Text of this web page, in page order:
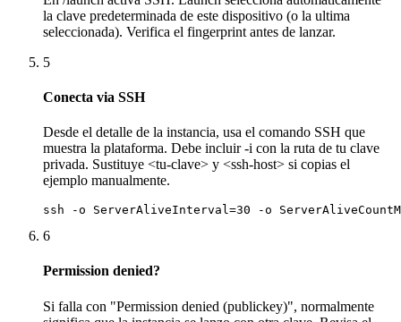
la clave predeterminada de este dispositivo (o la ultima
seleccionada). Verifica el fingerprint antes de lanzar.
5
Conecta via SSH
Desde el detalle de la instancia, usa el comando SSH que
muestra la plataforma. Debe incluir -i con la ruta de tu clave
privada. Sustituye <tu-clave> y <ssh-host> si copias el
ejemplo manualmente.
ssh -o ServerAliveInterval=30 -o
6
Permission denied?
Si falla con "Permission denied (publickey)", normalmente